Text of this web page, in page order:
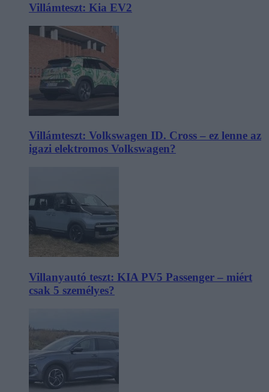
Villámteszt: Kia EV2
Villámteszt: Volkswagen ID. Cross – ez lenne az
igazi elektromos Volkswagen?
Villanyautó teszt: KIA PV5 Passenger – miért
csak 5 személyes?